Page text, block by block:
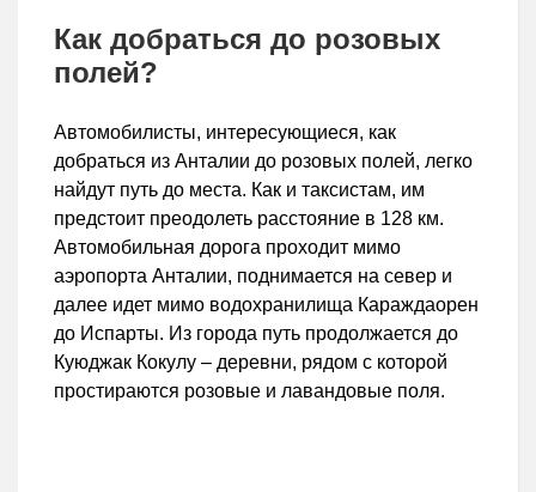
Как добраться до розовых
полей?
Автомобилисты, интересующиеся, как
добраться из Анталии до розовых полей, легко
найдут путь до места. Как и таксистам, им
предстоит преодолеть расстояние в 128 км.
Автомобильная дорога проходит мимо
аэропорта Анталии, поднимается на север и
далее идет мимо водохранилища Караждаорен
до Испарты. Из города путь продолжается до
Куюджак Кокулу – деревни, рядом с которой
простираются розовые и лавандовые поля.